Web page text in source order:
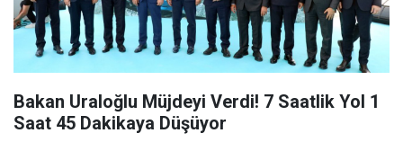
Bakan Uraloğlu Müjdeyi Verdi! 7 Saatlik Yol 1
Saat 45 Dakikaya Düşüyor